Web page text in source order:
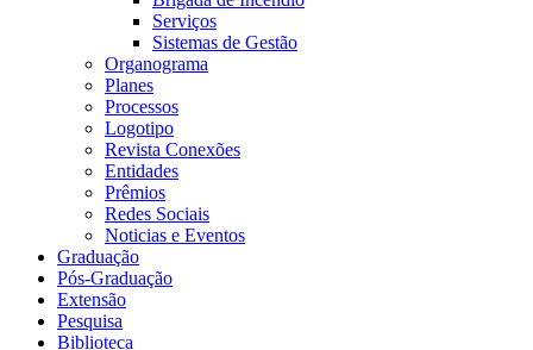
Serviços
Sistemas de Gestão
Organograma
Planes
Processos
Logotipo
Revista Conexões
Entidades
Prêmios
Redes Sociais
Noticias e Eventos
Graduação
Pós-Graduação
Extensão
Pesquisa
Biblioteca